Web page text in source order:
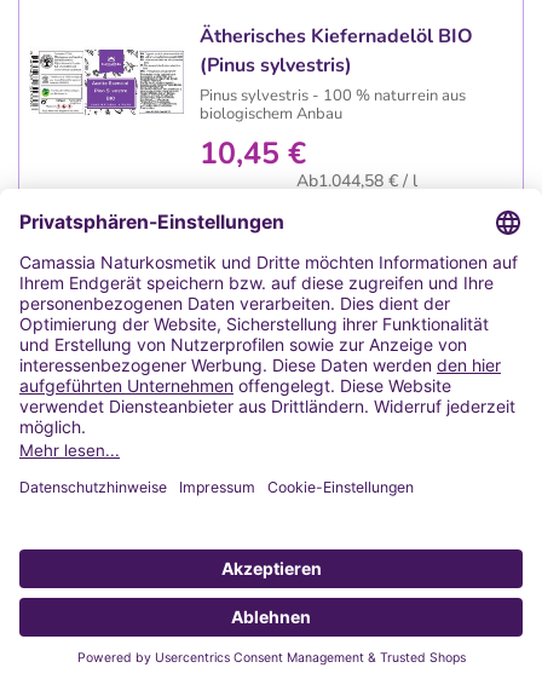
Ätherisches Kiefernadelöl BIO
(Pinus sylvestris)
Pinus sylvestris - 100 % naturrein aus
biologischem Anbau
10,45 €
Ab1.044,58 € / l
Pinus sylvestris - 100 % naturrein aus
biologischem Anbau
DETAILS & KAUFEN
WUNSCHLISTE
Linalool) 10ml
Coriandrum Sativum L. - 100 % naturrein
aus biologischem Anbau
11,63 €
Right column